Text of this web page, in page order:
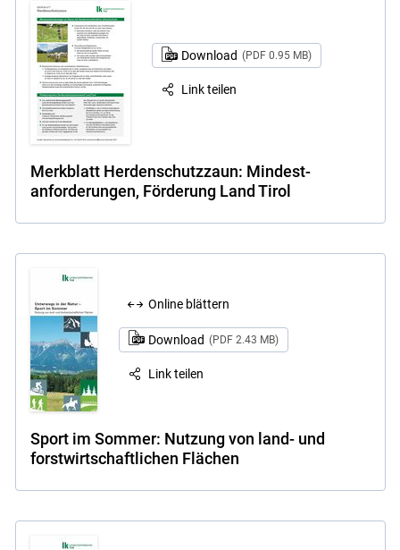
Download (PDF 0.95 MB)
Link teilen
Merkblatt Herdenschutzzaun: Mindest­
anforderungen, Förderung Land Tirol
Online blättern
Download (PDF 2.43 MB)
Link teilen
Sport im Sommer: Nutzung von land- und
forstwirtschaftlichen Flächen